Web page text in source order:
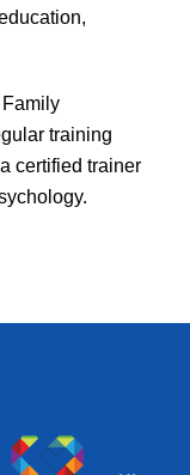
training
certified trainer